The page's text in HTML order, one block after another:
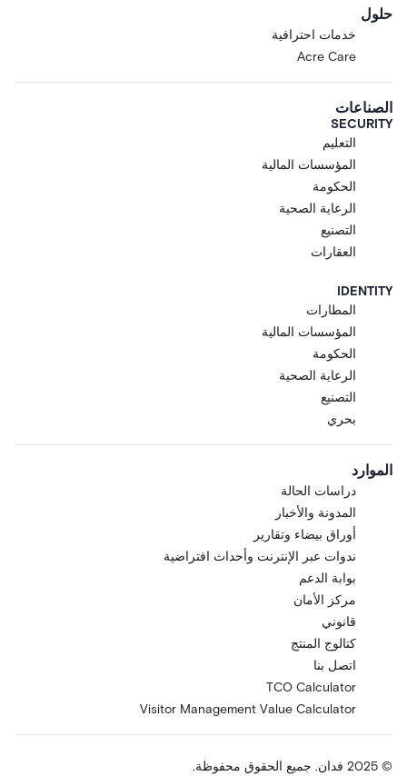
حلول
خدمات احترافية
Acre Care
الصناعات
SECURITY
التعليم
المؤسسات المالية
الحكومة
الرعاية الصحية
التصنيع
العقارات
IDENTITY
المطارات
المؤسسات المالية
الحكومة
الرعاية الصحية
التصنيع
بحري
الموارد
دراسات الحالة
المدونة والأخبار
أوراق بيضاء وتقارير
ندوات عبر الإنترنت وأحداث افتراضية
بوابة الدعم
مركز الأمان
قانوني
كتالوج المنتج
اتصل بنا
TCO Calculator
Visitor Management Value Calculator
© 2025 فدان. جميع الحقوق محفوظة.